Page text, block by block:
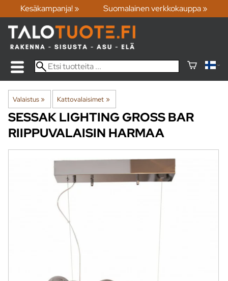
Kesäkampanja! » Suomalainen verkkokauppa »
Valaistus‪» Kattovalaisimet ‪»
SESSAK LIGHTINGGROSS BAR
RIIPPUVALAISIN HARMAA